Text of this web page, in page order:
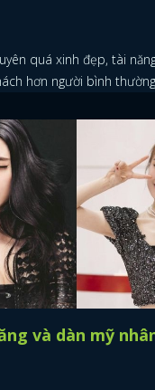
quá xinh đẹp, tài
hơn người bình
và dàn mỹ